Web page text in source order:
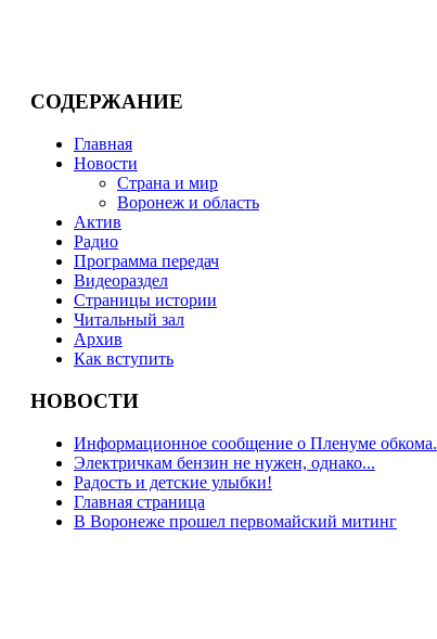
СОДЕРЖАНИЕ
Главная
Новости
Страна и мир
Воронеж и область
Актив
Радио
Программа передач
Видеораздел
Страницы истории
Читальный зал
Архив
Как вступить
НОВОСТИ
Информационное сообщение о Пленуме обкома.
Электричкам бензин не нужен, однако...
Радость и детские улыбки!
Главная страница
В Воронеже прошел первомайский митинг